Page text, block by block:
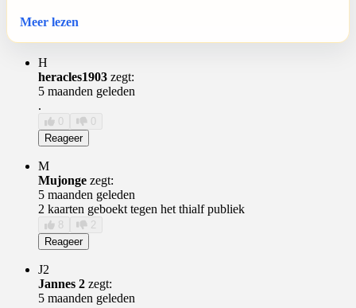
Meer lezen
H
heracles1903 zegt:
5 maanden geleden
.
0
0
Reageer
M
Mujonge zegt:
5 maanden geleden
2 kaarten geboekt tegen het thialf publiek
8
2
Reageer
J2
Jannes 2 zegt:
5 maanden geleden